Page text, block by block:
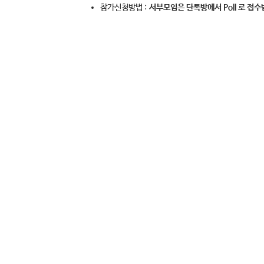
참가신청방법 :서부모임은 단톡방에서 Poll 로 접수